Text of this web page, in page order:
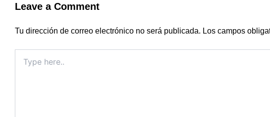
Leave a Comment
Tu dirección de correo electrónico no será publicada. Los campos
here..